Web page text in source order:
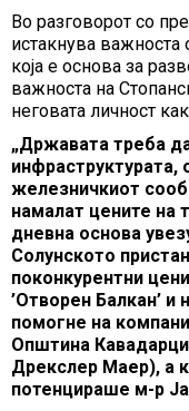
Во разговорот со
истакнува
која е основа за
важноста на
неговата личност
„Државата треба
инфраструктурата,
железничкиот
намалат цените на
дневна основа
Солунското
поконкурентни
’Отворен Балкан’ и
помогне на
Општина
Дрекслер Маер), а
потенцираше м-р